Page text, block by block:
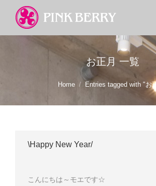
お正月 一覧
Home Entries tagged with "お
\Happy New Year/
こんにちは～モエです☆